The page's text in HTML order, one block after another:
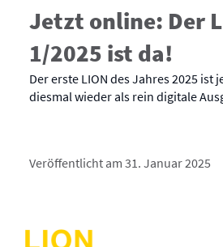
Jetzt online: Der
1/2025 ist da!
Der erste LION des Jahres 2025 ist
diesmal wieder als rein digitale
Veröffentlicht am 31. Januar 2025